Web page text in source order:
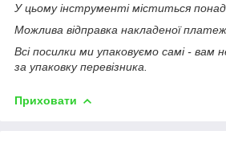
У цьому інструменті міститься
Можлива відправка накладеної
Всі посилки ми упаковуємо самі -
за упаковку перевізника.
Приховати